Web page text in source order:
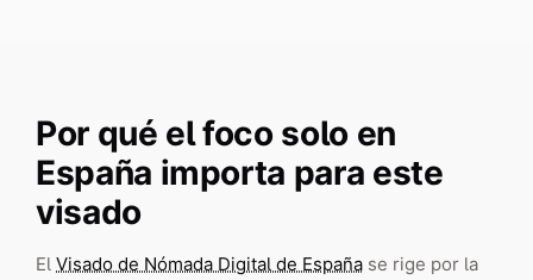
Por qué el foco solo en
España importa para este
visado
El Visado de Nómada Digital de España se rige por la